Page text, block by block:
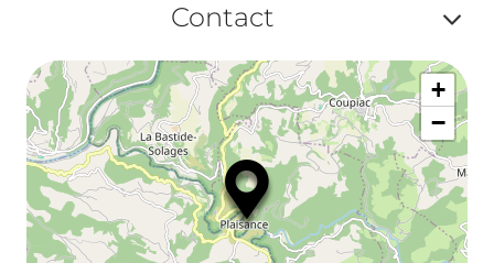
ou
et
Contact
ou
+
−